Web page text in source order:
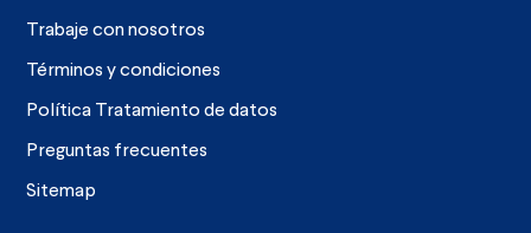
Trabaje con nosotros
Términos y condiciones
Política Tratamiento de datos
Preguntas frecuentes
Sitemap